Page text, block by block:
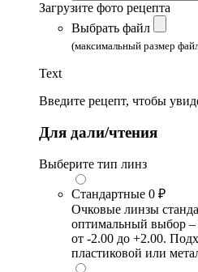
Загрузите фото рецепта
Выбрать файл
(максимальный размер
Text
Введите рецепт, чтобы
Для дали/чтения
Выберите тип линз
Стандартные 0 ₽
Очковые линзы
оптимальный выбор –
от -2.00 до +2.00.
пластиковой или